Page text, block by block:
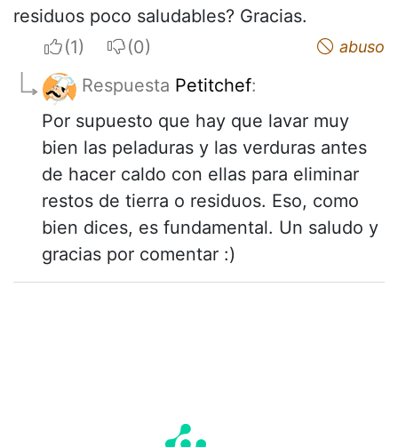
residuos poco saludables? Gracias.
I apreciateI do not appreciate abuso
Respuesta Petitchef:
Por supuesto que hay que lavar muy
bien las peladuras y las verduras antes
de hacer caldo con ellas para eliminar
restos de tierra o residuos. Eso, como
bien dices, es fundamental. Un saludo y
gracias por comentar :)